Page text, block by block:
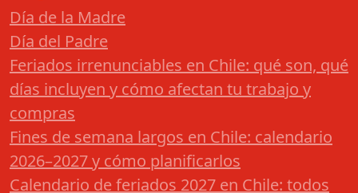
Día de la Madre
Día del Padre
Feriados irrenunciables en Chile: qué son, qué
días incluyen y cómo afectan tu trabajo y
compras
Fines de semana largos en Chile: calendario
2026–2027 y cómo planificarlos
Calendario de feriados 2027 en Chile: todos